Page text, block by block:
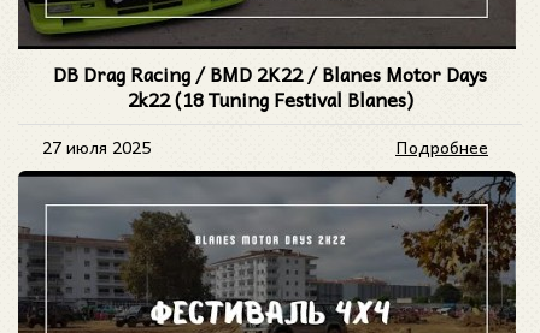
DB Drag Racing / BMD 2K22 / Blanes Motor Days
2k22 (18 Tuning Festival Blanes)
27 июля 2025 Подробнее